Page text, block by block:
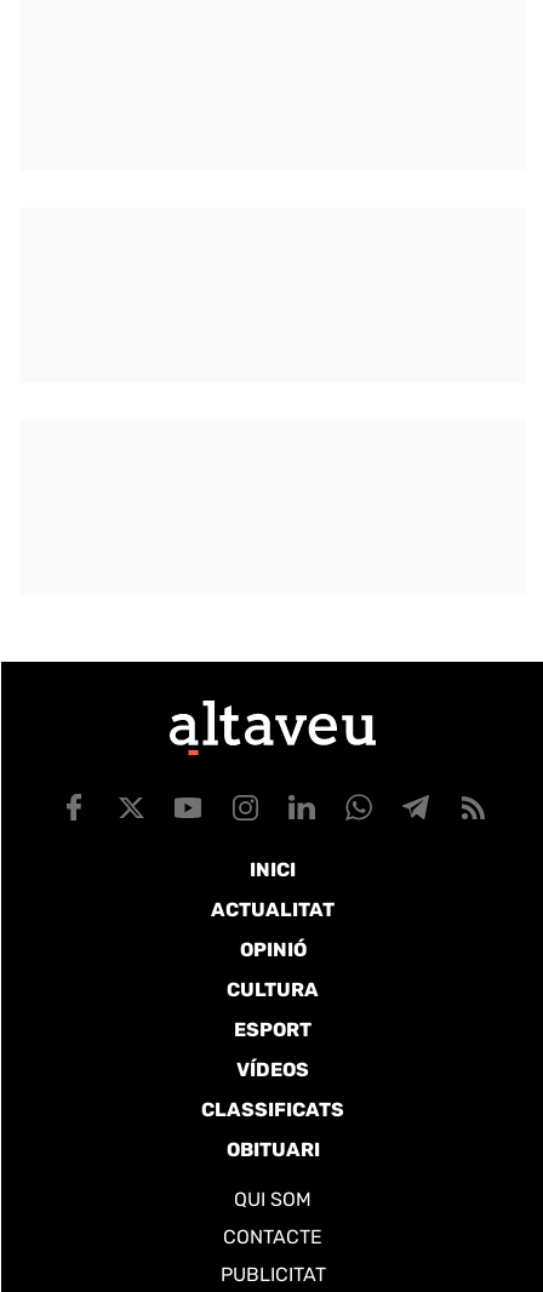
INICI
ACTUALITAT
OPINIÓ
CULTURA
ESPORT
VÍDEOS
CLASSIFICATS
OBITUARI
QUI SOM
CONTACTE
PUBLICITAT